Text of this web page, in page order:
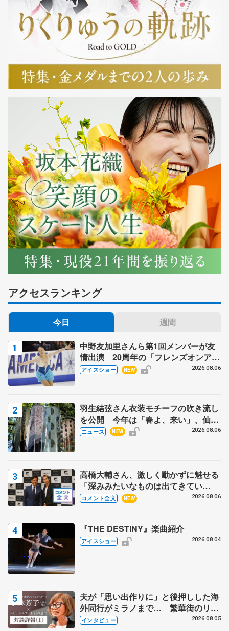
アクセスランキング
今日 週間
中野友加里さんら第1回メンバーが友
情出演 20周年の「フレンズオンアイ
ス」 宮本賢二さん、有川梨絵さん、
アイスショー NEW 2026.08.06
羽生結弦さん衣装モチーフの吹き流し
を公開 今年は「春よ、来い」、仙台
の瑞鳳殿
ニュース NEW 2026.08.06
高橋大輔さん、激しく動かずに魅せる
「深みみたいなものは出てきてい
る？」 〝兄さん〟と慕うレジェンド
コメント全文 NEW 2026.08.06
『THE DESTINY』楽曲紹介
アイスショー 2026.08.04
夫が「思い出作りに」と後押しした海
外同行がミラノまで… 繁華街のリン
クでは不良のお兄さんも味方に 小林
インタビュー 2026.08.05